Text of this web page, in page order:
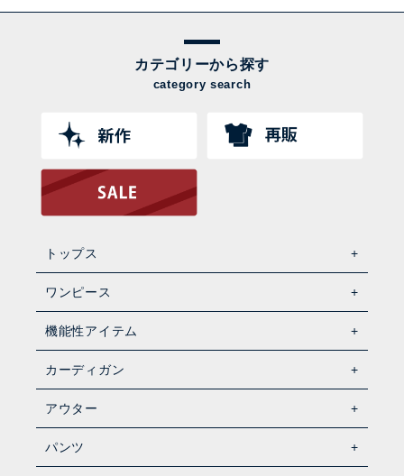
カテゴリーから探す
category search
トップス
ワンピース
機能性アイテム
カーディガン
アウター
パンツ